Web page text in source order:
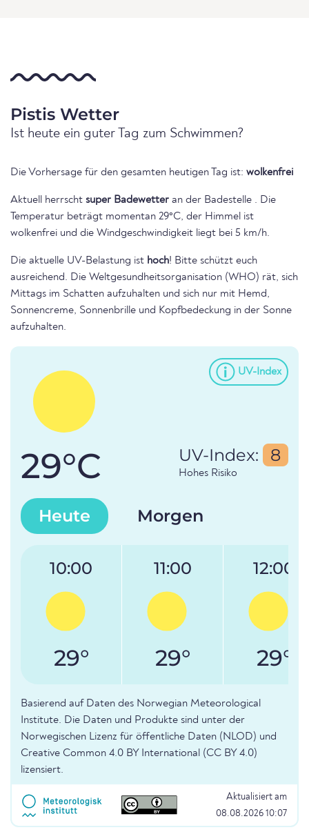
Pistis Wetter
Ist heute ein guter Tag zum Schwimmen?
Die Vorhersage für den gesamten heutigen Tag ist: wolkenfrei
Aktuell herrscht super Badewetter an der Badestelle . Die
Temperatur beträgt momentan 29°C, der Himmel ist
wolkenfrei und die Windgeschwindigkeit liegt bei 5 km/h.
Die aktuelle UV-Belastung ist hoch! Bitte schützt euch
ausreichend. Die Weltgesundheitsorganisation (WHO) rät, sich
Mittags im Schatten aufzuhalten und sich nur mit Hemd,
Sonnencreme, Sonnenbrille und Kopfbedeckung in der Sonne
aufzuhalten.
UV-Index
29°C UV-Index: 8
Hohes Risiko
Heute Morgen
10:00
29°
11:00
29°
12:00
29°
Basierend auf Daten des Norwegian Meteorological
Institute. Die Daten und Produkte sind unter der
Norwegischen Lizenz für öffentliche Daten (NLOD) und
Creative Common 4.0 BY International (CC BY 4.0)
lizensiert.
Aktualisiert am
08.08.2026 10:07